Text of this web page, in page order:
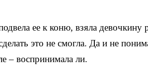
ее к коню, взяла девочкину
это не смогла. Да и не
– воспринимала ли.